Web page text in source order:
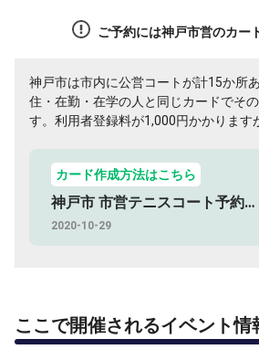
ご予約には神戸市営のカー
神戸市は市内に公営コートが計15か所
住・在勤・在学の人と同じカードでそ
す。利用者登録料が1,000円かかります
カード作成方法はこちら
神戸市 市営テニスコート予約方法
2020-10-29
ここで開催されるイベント情